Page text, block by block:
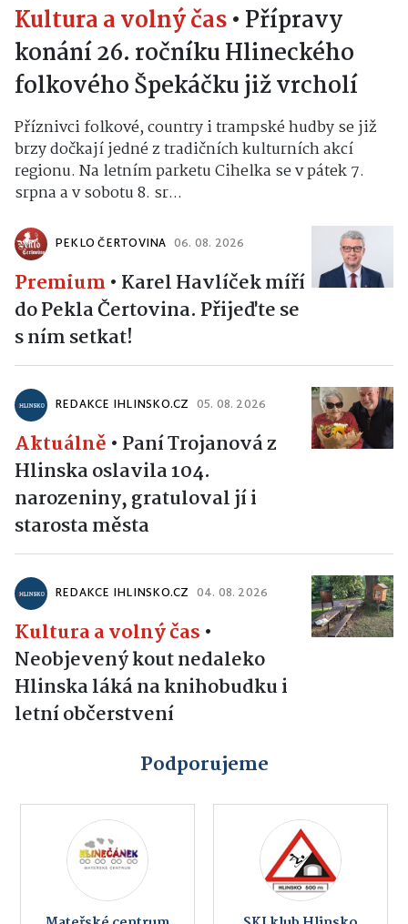
Kultura a volný čas• Přípravy
konání 26. ročníku Hlineckého
folkového Špekáčku již vrcholí
Příznivci folkové, country i trampské hudby se již
brzy dočkají jedné z tradičních kulturních akcí
regionu. Na letním parketu Cihelka se v pátek 7.
srpna a v sobotu 8. sr...
PEKLO ČERTOVINA 06. 08. 2026
Premium • Karel Havlíček míří
do Pekla Čertovina. Přijeďte se
s ním setkat!
REDAKCE IHLINSKO.CZ 05. 08. 2026
Aktuálně • Paní Trojanová z
Hlinska oslavila 104.
narozeniny, gratuloval jí i
starosta města
REDAKCE IHLINSKO.CZ 04. 08. 2026
Kultura a volný čas •
Neobjevený kout nedaleko
Hlinska láká na knihobudku i
letní občerstvení
Podporujeme